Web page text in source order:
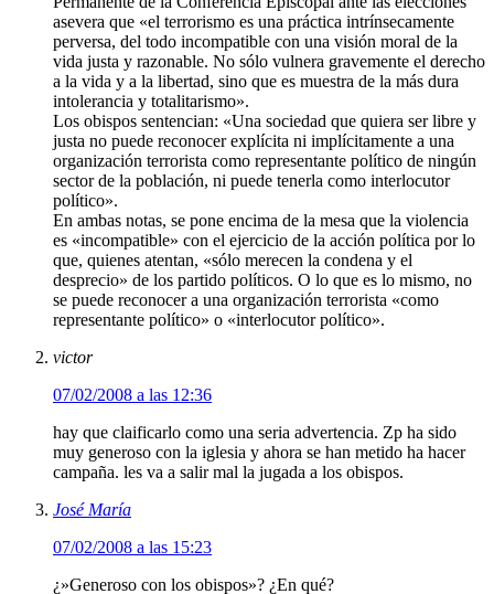
asevera que «el terrorismo es una práctica intrínsecamente
perversa, del todo incompatible con una visión moral de la
vida justa y razonable. No sólo vulnera gravemente el derecho
a la vida y a la libertad, sino que es muestra de la más dura
intolerancia y totalitarismo».
Los obispos sentencian: «Una sociedad que quiera ser libre y
justa no puede reconocer explícita ni implícitamente a una
organización terrorista como representante político de ningún
sector de la población, ni puede tenerla como interlocutor
político».
En ambas notas, se pone encima de la mesa que la violencia
es «incompatible» con el ejercicio de la acción política por lo
que, quienes atentan, «sólo merecen la condena y el
desprecio» de los partido políticos. O lo que es lo mismo, no
se puede reconocer a una organización terrorista «como
representante político» o «interlocutor político».
victor
07/02/2008 a las 12:36
hay que claificarlo como una seria advertencia. Zp ha sido
muy generoso con la iglesia y ahora se han metido ha hacer
campaña. les va a salir mal la jugada a los obispos.
José María
07/02/2008 a las 15:23
¿»Generoso con los obispos»? ¿En qué?